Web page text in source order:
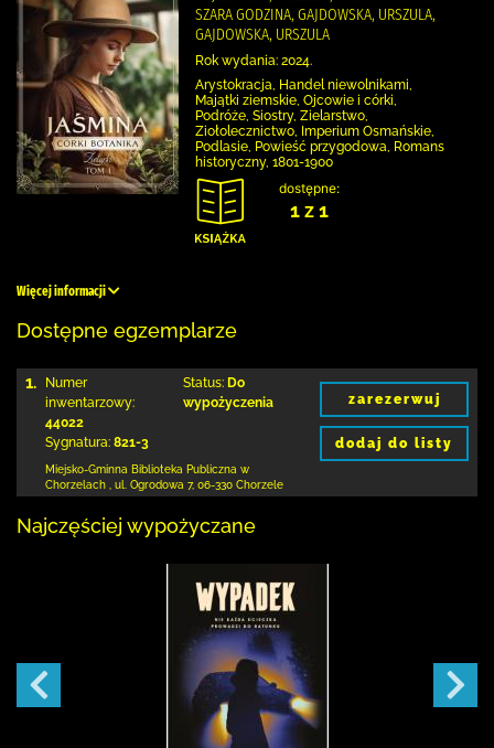
SZARA GODZINA, GAJDOWSKA, URSZULA,
GAJDOWSKA, URSZULA
Rok wydania: 2024.
Arystokracja, Handel niewolnikami,
Majątki ziemskie, Ojcowie i córki,
Podróże, Siostry, Zielarstwo,
Ziołolecznictwo, Imperium Osmańskie,
Podlasie, Powieść przygodowa, Romans
historyczny, 1801-1900
dostępne:
1 z 1
Więcej informacji
Dostępne egzemplarze
1.
Numer
inwentarzowy:
44022
Sygnatura: 821-3
Status: Do
wypożyczenia
Miejsko-Gminna Biblioteka Publiczna w
Chorzelach
ul. Ogrodowa 7, 06-330 Chorzele
zarezerwuj
dodaj do listy
Najczęściej wypożyczane